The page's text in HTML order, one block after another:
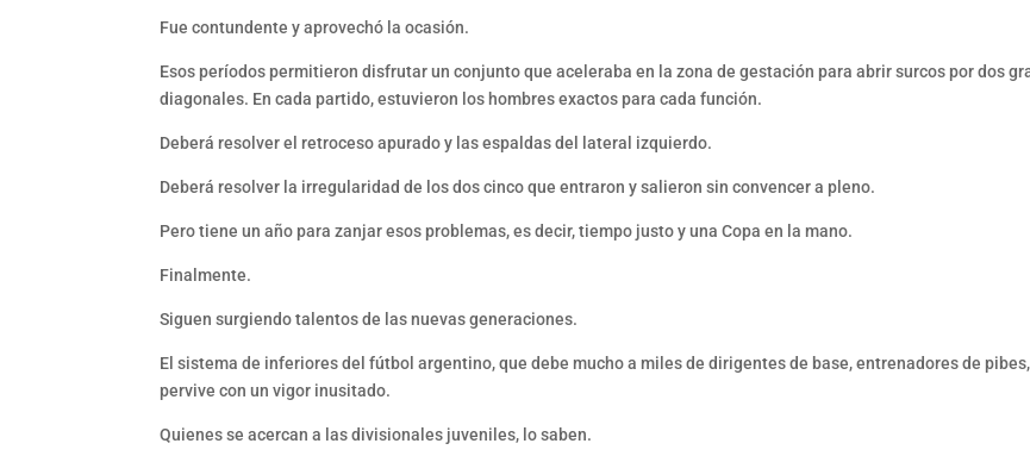
Fue contundente y aprovechó la ocasión.
Esos períodos permitieron disfrutar un conjunto que aceleraba en la zona de gestación para abrir surcos por dos
diagonales. En cada partido, estuvieron los hombres exactos para cada función.
Deberá resolver el retroceso apurado y las espaldas del lateral izquierdo.
Deberá resolver la irregularidad de los dos cinco que entraron y salieron sin convencer a pleno.
Pero tiene un año para zanjar esos problemas, es decir, tiempo justo y una Copa en la mano.
Finalmente.
Siguen surgiendo talentos de las nuevas generaciones.
El sistema de inferiores del fútbol argentino, que debe mucho a miles de dirigentes de base, entrenadores de
pervive con un vigor inusitado.
Quienes se acercan a las divisionales juveniles, lo saben.